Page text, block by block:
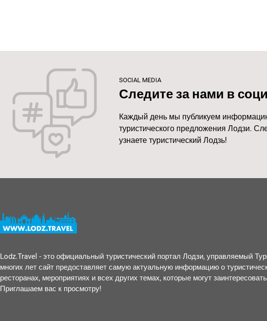
SOCIAL MEDIA
Следите за нами в
Каждый день мы публикуем
туристического предложения Лодзи.
узнаете туристический Лодзь!
Lodz.Travel - это официальный туристический портал Лодзи, управляемый
многих лет сайт предоставляет самую актуальную информацию о
ресторанах, мероприятиях и всех других темах, которые могут
Приглашаем вас к просмотру!